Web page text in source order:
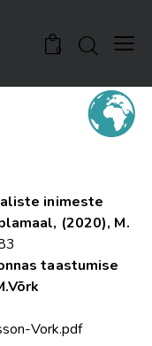
0
inimeste
(2020), M.
taastumise
Vork.pdf